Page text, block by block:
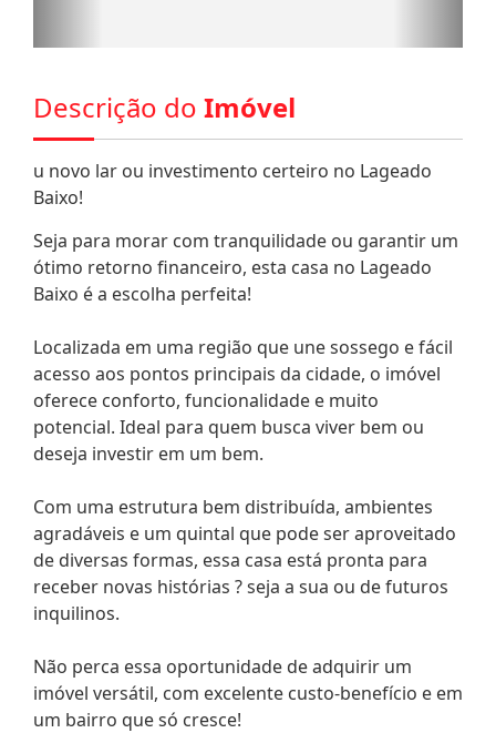
Descrição do Imóvel
u novo lar ou investimento certeiro no Lageado
Baixo!
Seja para morar com tranquilidade ou garantir um
ótimo retorno financeiro, esta casa no Lageado
Baixo é a escolha perfeita!
Localizada em uma região que une sossego e fácil
acesso aos pontos principais da cidade, o imóvel
oferece conforto, funcionalidade e muito
potencial. Ideal para quem busca viver bem ou
deseja investir em um bem.
Com uma estrutura bem distribuída, ambientes
agradáveis e um quintal que pode ser aproveitado
de diversas formas, essa casa está pronta para
receber novas histórias ? seja a sua ou de futuros
inquilinos.
Não perca essa oportunidade de adquirir um
imóvel versátil, com excelente custo-benefício e em
um bairro que só cresce!